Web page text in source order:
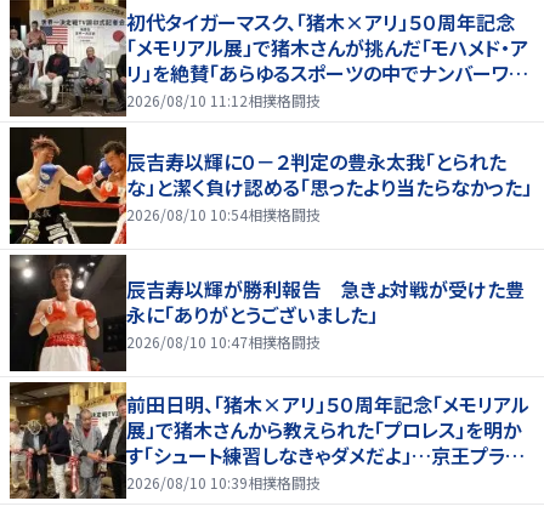
初代タイガーマスク、「猪木×アリ」５０周年記念
「メモリアル展」で猪木さんが挑んだ「モハメド・ア
リ」を絶賛「あらゆるスポーツの中でナンバーワン
の存在」
2026/08/10 11:12相撲格闘技
辰吉寿以輝に０－２判定の豊永太我「とられた
な」と潔く負け認める「思ったより当たらなかった」
2026/08/10 10:54相撲格闘技
辰吉寿以輝が勝利報告 急きょ対戦が受けた豊
永に「ありがとうございました」
2026/08/10 10:47相撲格闘技
前田日明、「猪木×アリ」５０周年記念「メモリアル
展」で猪木さんから教えられた「プロレス」を明か
す「シュート練習しなきゃダメだよ」…京王プラザ
ホテルで３１日まで
2026/08/10 10:39相撲格闘技